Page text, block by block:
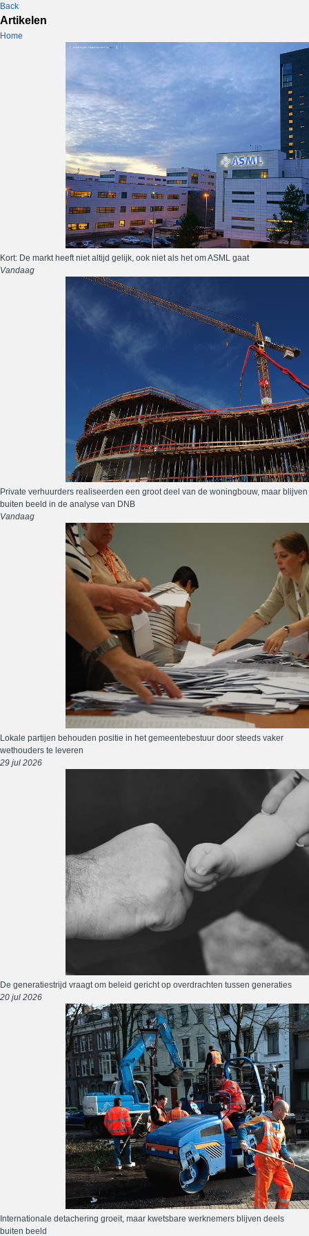
Back
Artikelen
Home
Kort: De markt heeft niet altijd gelijk, ook niet als het om ASML gaat
Vandaag
Private verhuurders realiseerden een groot deel van de woningbouw, maar blijven
buiten beeld in de analyse van DNB
Vandaag
Lokale partijen behouden positie in het gemeentebestuur door steeds vaker
wethouders te leveren
29 jul 2026
De generatiestrijd vraagt om beleid gericht op overdrachten tussen generaties
20 jul 2026
Internationale detachering groeit, maar kwetsbare werknemers blijven deels
buiten beeld